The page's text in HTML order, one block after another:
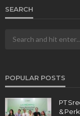
SEARCH
POPULAR POSTS
PT
&